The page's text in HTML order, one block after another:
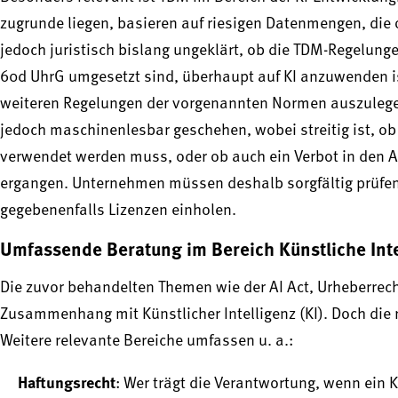
zugrunde liegen, basieren auf riesigen Datenmengen,
jedoch juristisch bislang ungeklärt, ob die TDM-
60d UhrG umgesetzt sind, überhaupt auf KI
weiteren Regelungen der vorgenannten Normen
jedoch maschinenlesbar geschehen, wobei streitig ist,
verwendet werden muss, oder ob auch ein Verbot in den
ergangen. Unternehmen müssen deshalb sorgfältig
gegebenenfalls Lizenzen einholen.
Umfassende Beratung im Bereich Künstliche
Die zuvor behandelten Themen wie der AI Act,
Zusammenhang mit Künstlicher Intelligenz (KI). Doch
Weitere relevante Bereiche umfassen u. a.:​
Haftungsrecht: Wer trägt die Verantwortung, wenn ein